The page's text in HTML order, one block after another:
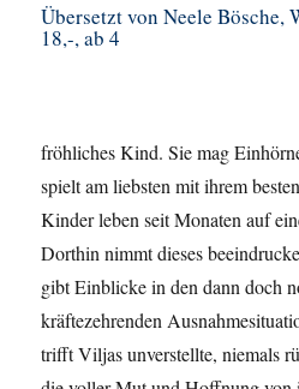
Übersetzt von Neele Bösche,
18,-, ab 4
fröhliches Kind. Sie mag
spielt am liebsten mit ihrem
Kinder leben seit Monaten auf
Dorthin nimmt dieses
gibt Einblicke in den dann doch
kräftezehrenden
trifft Viljas unverstellte, niemals